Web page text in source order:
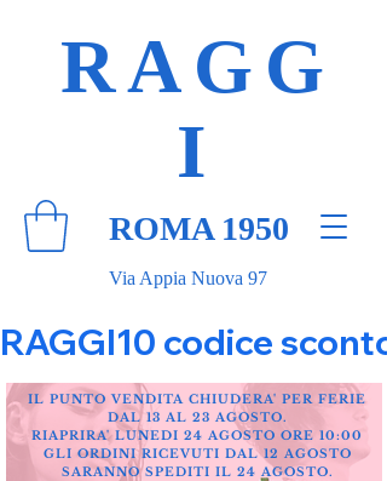
Via Appia Nuova 97
RAGG
I
ROMA 1950
RAGGI10 codice
IL PUNTO VENDITA CHIUDERA' PER FERIE
DAL 13 AL 23 AGOSTO.
RIAPRIRA' LUNEDI 24 AGOSTO ORE 10:00
GLI ORDINI RICEVUTI DAL 12 AGOSTO
SARANNO SPEDITI IL 24 AGOSTO.